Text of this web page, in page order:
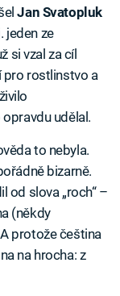
Jan Svatopluk
jeden ze
si vzal za cíl
pro rostlinstvo a
udělal.
to nebyla.
bizarně.
od slova „roch“ –
(někdy
protože čeština
na hrocha: z